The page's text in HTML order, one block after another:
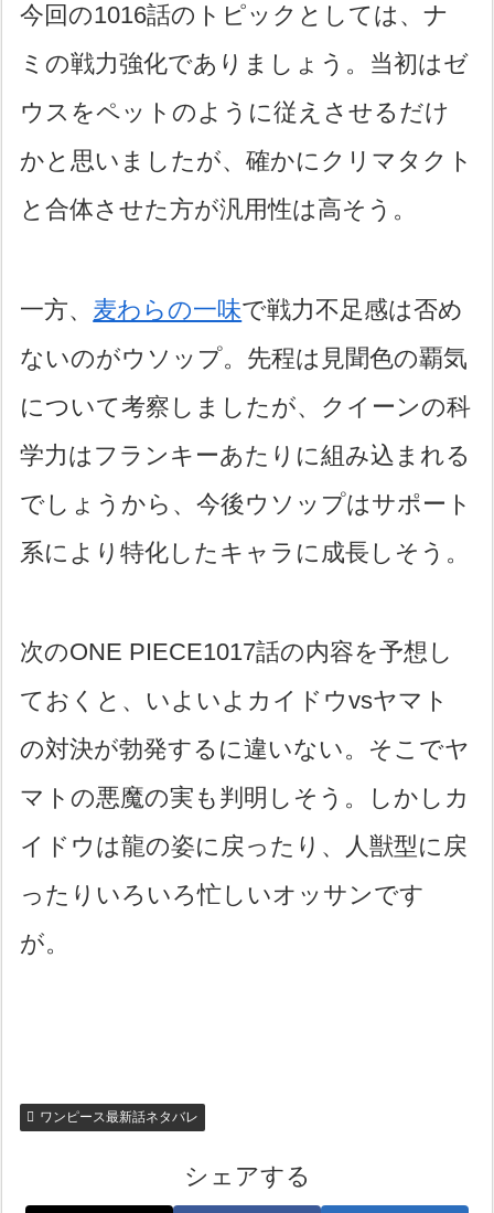
今回の1016話のトピックとしては、ナ
ミの戦力強化でありましょう。当初はゼ
ウスをペットのように従えさせるだけ
かと思いましたが、確かにクリマタクト
と合体させた方が汎用性は高そう。
一方、 麦わらの一味で戦力不足感は否め
ないのがウソップ。先程は見聞色の覇気
について考察しましたが、クイーンの科
学力はフランキーあたりに組み込まれる
でしょうから、今後ウソップはサポート
系により特化したキャラに成長しそう。
次のONE PIECE1017話の内容を予想し
ておくと、いよいよカイドウvsヤマト
の対決が勃発するに違いない。そこでヤ
マトの悪魔の実も判明しそう。しかしカ
イドウは龍の姿に戻ったり、人獣型に戻
ったりいろいろ忙しいオッサンです
が。
ワンピース最新話ネタバレ
シェアする